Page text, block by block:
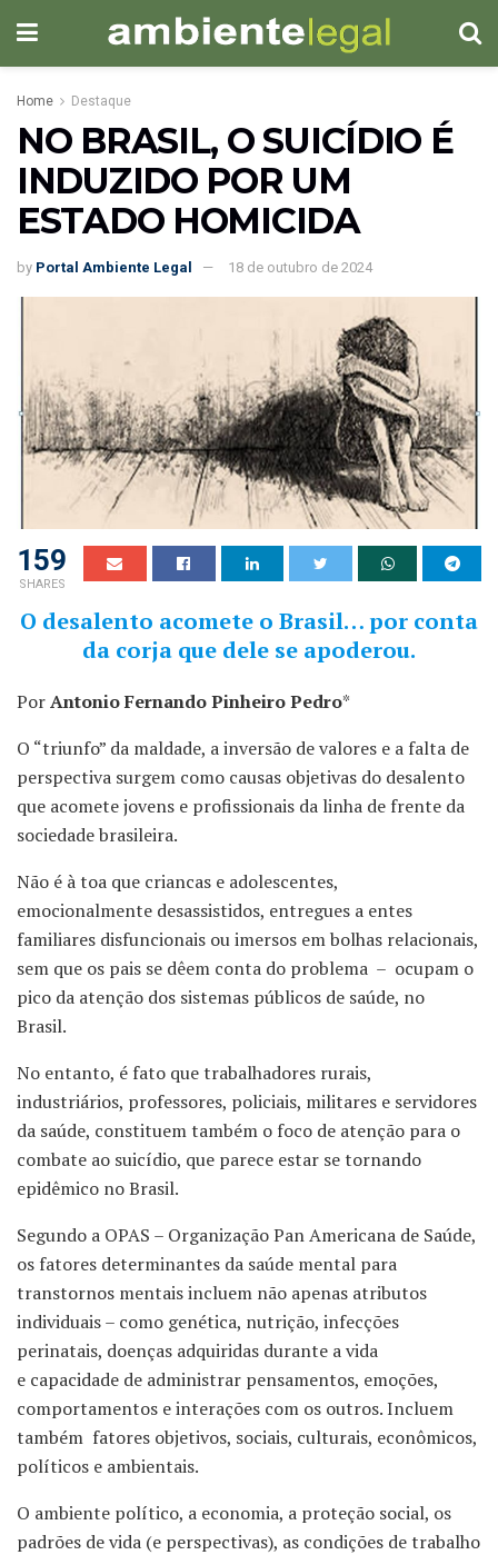
Home Destaque
NO BRASIL, O SUICÍDIO É
INDUZIDO POR UM
ESTADO HOMICIDA
by Portal Ambiente Legal 18 de outubro de 2024
159
SHARES
O desalento acomete o Brasil… por conta
da corja que dele se apoderou.
PorAntonio Fernando Pinheiro Pedro*
O “triunfo” da maldade, a inversão de valores e a falta de
perspectiva surgem como causas objetivas do desalento
que acomete jovens e profissionais da linha de frente da
sociedade brasileira.
Não é à toa que criancas e adolescentes,
emocionalmente desassistidos, entregues a entes
familiares disfuncionais ou imersos em bolhas relacionais,
sem que os pais se dêem conta do problema – ocupam o
pico da atenção dos sistemas públicos de saúde, no
Brasil.
No entanto, é fato que trabalhadores rurais,
industriários, professores, policiais, militares e servidores
da saúde, constituem também o foco de atenção para o
combate ao suicídio, que parece estar se tornando
epidêmico no Brasil.
Segundo a OPAS – Organização Pan Americana de Saúde,
os fatores determinantes da saúde mental para
transtornos mentais incluem não apenas atributos
individuais – como genética, nutrição, infecções
perinatais, doenças adquiridas durante a vida
e capacidade de administrar pensamentos, emoções,
comportamentos e interações com os outros. Incluem
também fatores objetivos, sociais, culturais, econômicos,
políticos e ambientais.
O ambiente político, a economia, a proteção social, os
padrões de vida (e perspectivas), as condições de trabalho